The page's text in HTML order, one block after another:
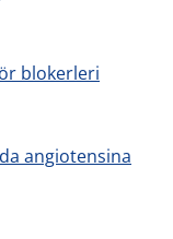
blokerleri
angiotensina